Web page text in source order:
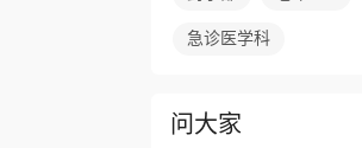
急诊医学科
问大家